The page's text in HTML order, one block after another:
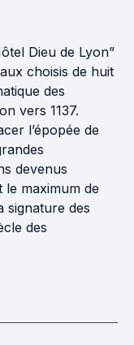
Dieu de Lyon”
choisis de huit
des
vers 1137.
l’épopée de
devenus
maximum de
signature des
des